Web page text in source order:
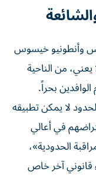
وأنطونيو خيسوس
من الناحية
بحراً.
لا يمكن تطبيقه
في أعالي
الحدودية»،
قانوني آخر خاص